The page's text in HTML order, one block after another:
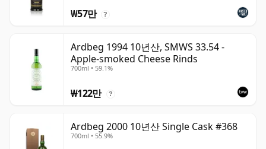
₩57만 ?
Ardbeg 1994 10년산, SMWS 33.54 -
Apple-smoked Cheese Rinds
700ml • 59.1%
₩122만 ?
Ardbeg 2000 10년산 Single Cask #368
700ml • 55.9%